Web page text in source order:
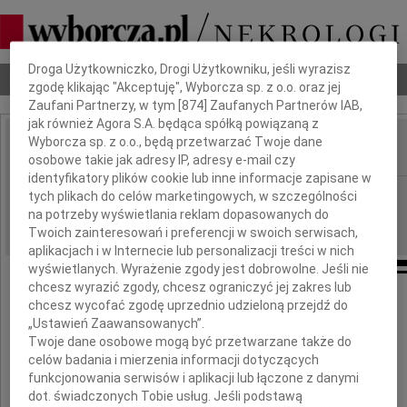
Nekrologi Odeszli Poradnik pogrzebowy
IMIĘ I NAZWISKO:
REGION: Białystok
DATA EMISJI: 10.08.2023
Kochana Dorotko
przyjmij wyrazy współczucia i wsparcia
w trudnych chwilach
Dbamy o Twoją prywatność
Droga Użytkowniczko, Drogi Użytkowniku, jeśli wyrazisz
zgodę klikając "Akceptuję", Wyborcza sp. z o.o. oraz jej
Zaufani Partnerzy, w tym [874 ] Zaufanych Partnerów IAB,
jak również Agora S.A. będąca spółką powiązaną z
Wyborcza sp. z o.o., będą przetwarzać Twoje dane
osobowe takie jak adresy IP, adresy e-mail czy
identyfikatory plików cookie lub inne informacje zapisane w
tych plikach do celów marketingowych, w szczególności
na potrzeby wyświetlania reklam dopasowanych do
Twoich zainteresowań i preferencji w swoich serwisach,
aplikacjach i w Internecie lub personalizacji treści w nich
wyświetlanych. Wyrażenie zgody jest dobrowolne. Jeśli nie
chcesz wyrazić zgody, chcesz ograniczyć jej zakres lub
chcesz wycofać zgodę uprzednio udzieloną przejdź do
„Ustawień Zaawansowanych”.
Twoje dane osobowe mogą być przetwarzane także do
celów badania i mierzenia informacji dotyczących
funkcjonowania serwisów i aplikacji lub łączone z danymi
dot. świadczonych Tobie usług. Jeśli podstawą